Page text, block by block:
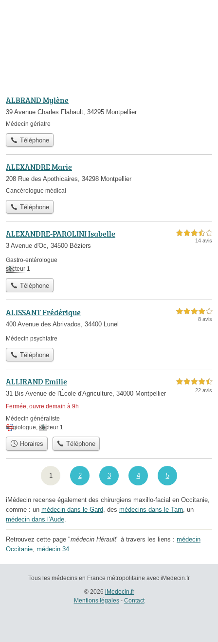
ALBRAND Mylène
39 Avenue Charles Flahault, 34295 Montpellier
Médecin gériatre
Téléphone
ALEXANDRE Marie
208 Rue des Apothicaires, 34298 Montpellier
Cancérologue médical
Téléphone
ALEXANDRE-PAROLINI Isabelle
3 Avenue d'Oc, 34500 Béziers
3,5 étoiles sur 5
14 avis
Gastro-entérologue
secteur 1
Téléphone
ALISSANT Frédérique
400 Avenue des Abrivados, 34400 Lunel
4,0 étoiles sur 5
8 avis
Médecin psychiatre
Téléphone
ALLIRAND Emilie
31 Bis Avenue de l'École d'Agriculture, 34000 Montpellier
Fermée, ouvre demain à 9h
4,5 étoiles sur 5
22 avis
Médecin généraliste
angiologue, secteur 1
Horaires Téléphone
1 2 3 4 5
iMédecin recense également des chirurgiens maxillo-facial en Occitanie,
comme : un médecin dans le Gard , des médecins dans le Tarn , un
médecin dans l'Aude
Retrouvez cette page "médecin Hérault" à travers les liens : médecin
Occitanie médecin 34
Tous les médecins en France métropolitaine avec iMedecin.fr
© 2026 iMedecin.fr
Mentions légales- Contact